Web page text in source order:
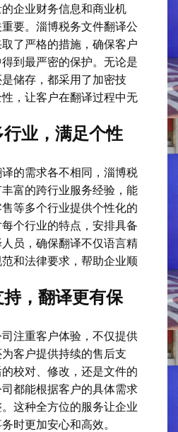
企业财务信息和商业机
要。淄博税务文件翻译公
了严格的措施，确保客户
到最严密的保护。无论是
储存，都采用了加密技
，让客户在翻译过程中无
业，满足个性
的需求各不相同，淄博税
富的跨行业服务经验，能
等多个行业提供个性化的
个行业的特点，安排具备
员，确保翻译不仅语言精
和法律要求，帮助企业顺
，翻译更有保
注重客户体验，不仅提供
客户提供持续的售后支
校对、修改，还是文件的
都能根据客户的具体需求
这种全方位的服务让企业
时更加安心和高效。